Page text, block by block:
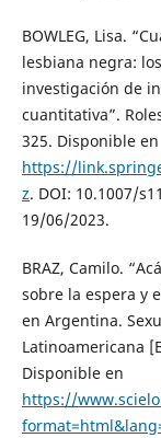
BOWLEG, Lisa.
lesbiana negra:
investigación de
cuantitativa”.
325. Disponible en
https://
z. DOI: 10.1007/
19/06/2023.
BRAZ, Camilo.
sobre la espera y
en Argentina.
Latinoamericana
Disponible en
https://